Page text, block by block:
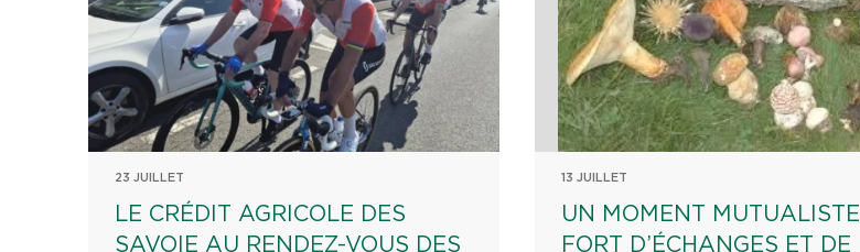
23 JUILLET
LE CRÉDIT AGRICOLE DES
SAVOIE AU RENDEZ-VOUS DES
13 JUILLET
UN MOMENT MUTUALISTE
FORT D’ÉCHANGES ET DE